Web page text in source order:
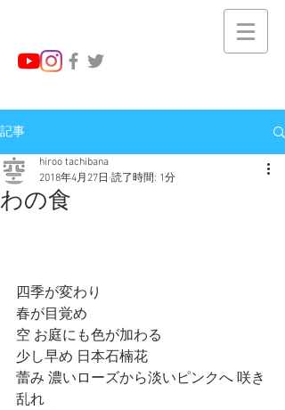
記事
わの食
hiroo tachibana
2018年4月27日 読了時間: 1分
四季が変わり
春が目覚め
空 お庭にも色が加わる
少し早め 日本石楠花
蕾み 濃いローズから淡いピンクへ 咲き
乱れ